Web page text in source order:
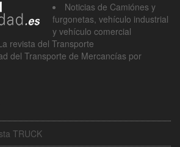
Noticias de Camiónes y
furgonetas, vehículo industrial
y vehículo comercial
revista del Transporte
del Transporte de Mercancías por
TRUCK